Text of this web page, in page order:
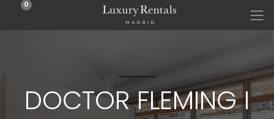
0
DOCTOR FLEMING I